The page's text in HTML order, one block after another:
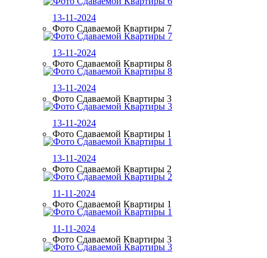
13-11-2024
Фото Сдаваемой Квартиры 7
13-11-2024
Фото Сдаваемой Квартиры 8
13-11-2024
Фото Сдаваемой Квартиры 3
13-11-2024
Фото Сдаваемой Квартиры 1
13-11-2024
Фото Сдаваемой Квартиры 2
11-11-2024
Фото Сдаваемой Квартиры 1
11-11-2024
Фото Сдаваемой Квартиры 3